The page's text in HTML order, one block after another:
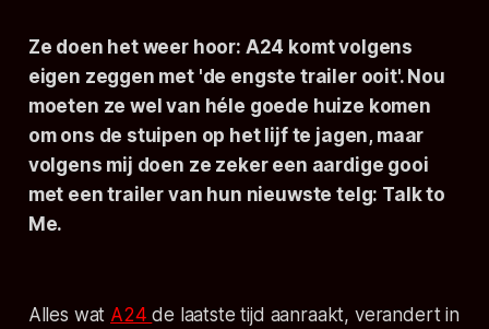
Ze doen het weer hoor: A24 komt volgens
eigen zeggen met 'de engste trailer ooit'. Nou
moeten ze wel van héle goede huize komen
om ons de stuipen op het lijf te jagen, maar
volgens mij doen ze zeker een aardige gooi
met een trailer van hun nieuwste telg: Talk to
Me.
Alles wat A24de laatste tijd aanraakt, verandert in